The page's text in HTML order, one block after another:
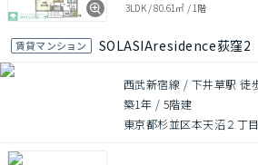
3LDK/80.61㎡ /1階
賃貸マンション SOLASIAresidence荻窪2
西武新宿線 / 下井草駅 徒
築1年 / 5階建
東京都杉並区本天沼２丁